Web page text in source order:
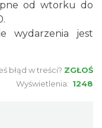
od wtorku do
wydarzenia jest
błąd w treści? ZGŁOŚ
Wyświetlenia: 1248